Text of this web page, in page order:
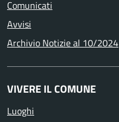
Comunicati
Avvisi
Archivio Notizie al 10/2024
VIVERE IL COMUNE
Luoghi